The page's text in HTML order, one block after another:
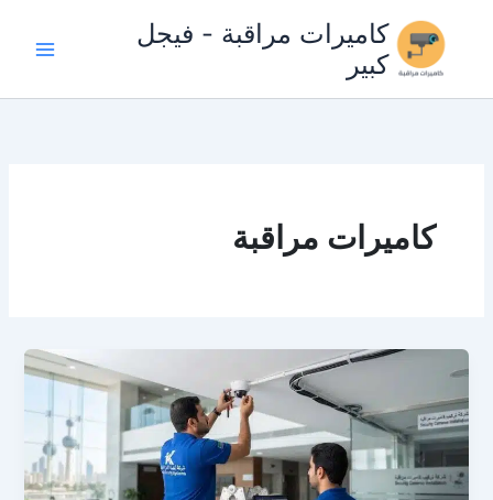
المحتوى
كاميرات مراقبة - فيجل
كبير
كاميرات مراقبة